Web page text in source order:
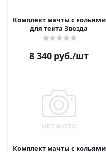
Комплект мачты с кольями
для тента Звезда
8 340руб./шт
Комплект мачты с кольями